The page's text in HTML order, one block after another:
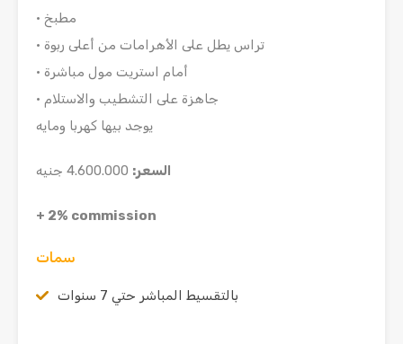
• مطبخ
• تراس يطل على الأهرامات من أعلى ربوة
• أمام استريت مول مباشرة
• جاهزة على التشطيب والاستلام
يوجد بيها كهربا ومايه
السعر:
+ 2% commission
سمات
بالتقسيط المباشر حتي 7 سنوات